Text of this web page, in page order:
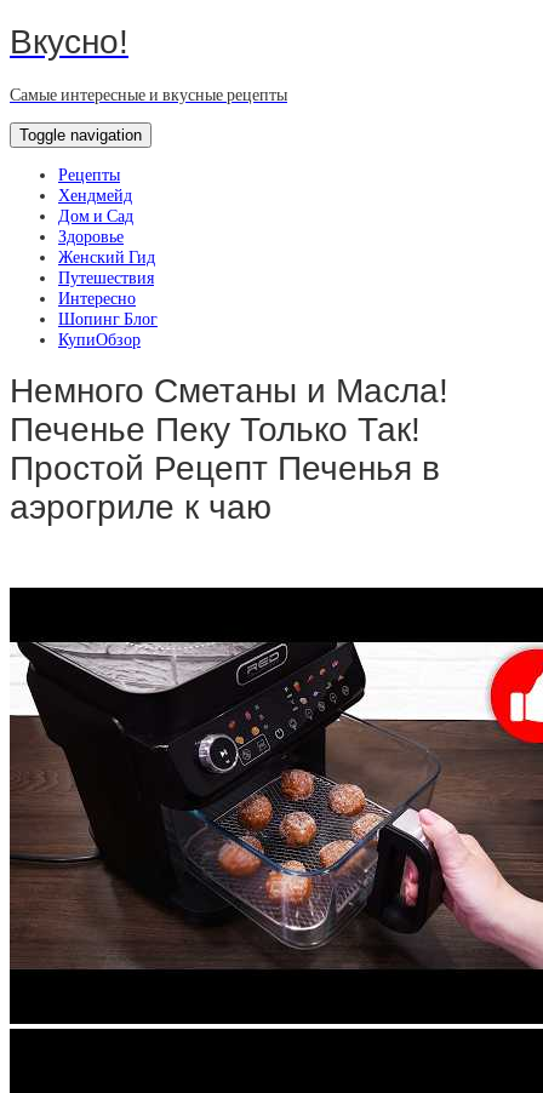
Вкусно!
Самые интересные и вкусные рецепты
Toggle navigation
Рецепты
Хендмейд
Дом и Сад
Здоровье
Женский Гид
Путешествия
Интересно
Шопинг Блог
КупиОбзор
Немного Сметаны и Масла!
Печенье Пеку Только Так!
Простой Рецепт Печенья в
аэрогриле к чаю